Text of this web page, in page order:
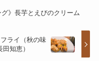
グ》長芋とえびのクリーム
ライ（秋の味
知恵）